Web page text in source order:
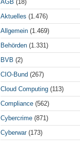
AGB (18)
Aktuelles (1.476)
Allgemein (1.469)
Behörden (1.331)
BVB (2)
CIO-Bund (267)
Cloud Computing (113)
Compliance (562)
Cybercrime (871)
Cyberwar(173)